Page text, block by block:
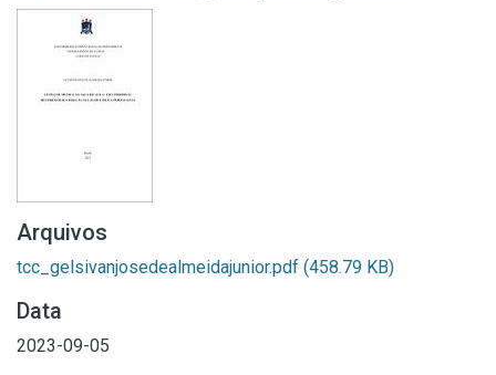
Arquivos
tcc_gelsivanjosedealmeidajunior.pdf (458.79 KB)
Data
2023-09-05